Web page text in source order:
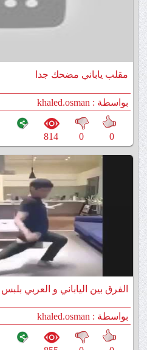
مقلب ياباني مضحك جدا
بواسطة : khaled.osman
0
0
814
الفرق بين الياباني و العربي
اليابانيين هههههههههه
بواسطة : khaled.osman